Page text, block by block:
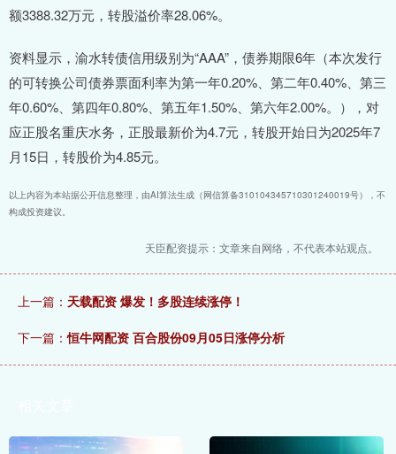
额3388.32万元，转股溢价率28.06%。
资料显示，渝水转债信用级别为“AAA”，债券期限6年（本次发行
的可转换公司债券票面利率为第一年0.20%、第二年0.40%、第三
年0.60%、第四年0.80%、第五年1.50%、第六年2.00%。），对
应正股名重庆水务，正股最新价为4.7元，转股开始日为2025年7
月15日，转股价为4.85元。
以上内容为本站据公开信息整理，由AI算法生成（网信算备310104345710301240019号），不
构成投资建议。
天臣配资提示：文章来自网络，不代表本站观点。
上一篇： 天载配资 爆发！多股连续涨停！
下一篇：恒牛网配资 百合股份09月05日涨停分析